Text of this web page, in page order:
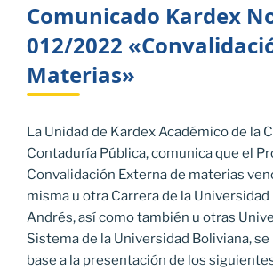
Comunicado Kardex
012/2022
Materias»
La Unidad de Kardex Académico de la
Contaduría Pública, comunica que el
Convalidación Externa de materias
misma u otra Carrera de la Universidad
Andrés, así como también u otras
Sistema de la Universidad Boliviana, se
base a la presentación de los